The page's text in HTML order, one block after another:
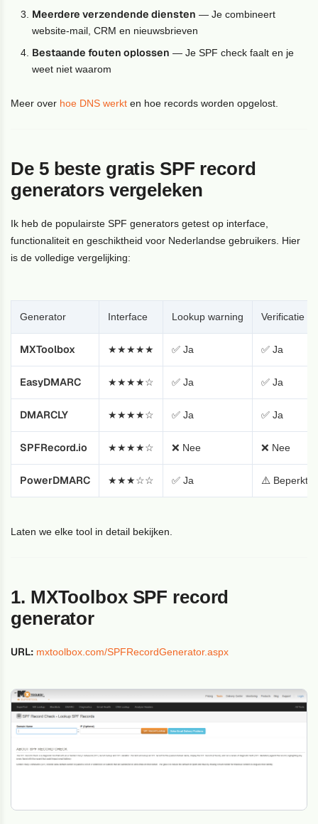
Meerdere verzendende diensten — Je combineert
website-mail, CRM en nieuwsbrieven
Bestaande fouten oplossen — Je SPF check faalt en je
weet niet waarom
Meer over hoe DNS werkt en hoe records worden opgelost.
De 5 beste gratis SPF record
generators vergeleken
Ik heb de populairste SPF generators getest op interface,
functionaliteit en geschiktheid voor Nederlandse gebruikers. Hier
is de volledige vergelijking:
Generator Interface Lookup warning Verificatie
MXToolbox ★★★★★ ✅ Ja ✅ Ja
EasyDMARC ★★★★☆ ✅ Ja ✅ Ja
DMARCLY ★★★★☆ ✅ Ja ✅ Ja
SPFRecord.io ★★★★☆ ❌ Nee ❌ Nee
PowerDMARC ★★★☆☆ ✅ Ja ⚠️ Beperkt
Laten we elke tool in detail bekijken.
1. MXToolbox SPF record
generator
URL: mxtoolbox.com/SPFRecordGenerator.aspx